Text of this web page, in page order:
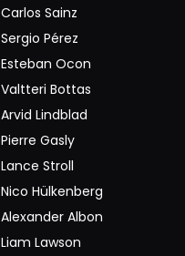
Carlos Sainz
Sergio Pérez
Esteban Ocon
Valtteri Bottas
Arvid Lindblad
Pierre Gasly
Lance Stroll
Nico Hülkenberg
Alexander Albon
Liam Lawson